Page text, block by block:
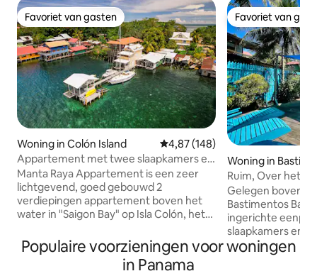
Favoriet van gasten
Favoriet van gasten
Woning in Colón Island Gemiddelde beoordeling van
4,87 (148)
Appartement met twee slaapkamers en
panoramisch uitzicht op de Caraïben
Manta Raya Appartement is een zeer
lichtgevend, goed gebouwd 2
verdiepingen appartement boven het
water in "Saigon Bay" op Isla Colón, het
Bocas del Toro. Met onze unieke ligging
aan de Isthmus van Isla Colón. genieten
we van een heerlijke zeebries van beide
Favoriet van
Favoriet van
Woning in
d
Ruim, Over het
Dompelbad
Gelegen boven
Bastimentos
ingerichte
slaapkamers en
eengezinswoning
architectuur met
Populaire voorzieningen voor woningen
in Panama